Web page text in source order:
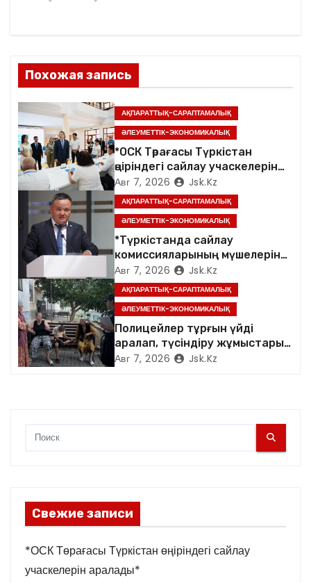
п
о
з
а
п
и
с
я
м
Похожая запись
АҚПАРАТТЫҚ-САРАПТАМАЛЫҚ
ӘЛЕУМЕТТІК-ЭКОНОМИКАЛЫҚ
*ОСК Төрағасы Түркістан
өңіріндегі сайлау учаскелерін
аралады*
Авг 7, 2026 Jsk.kz
АҚПАРАТТЫҚ-САРАПТАМАЛЫҚ
ӘЛЕУМЕТТІК-ЭКОНОМИКАЛЫҚ
*Түркістанда сайлау
комиссияларының мүшелеріне
арналған семинар өтті*
Авг 7, 2026 Jsk.kz
АҚПАРАТТЫҚ-САРАПТАМАЛЫҚ
ӘЛЕУМЕТТІК-ЭКОНОМИКАЛЫҚ
Полицейлер тұрғын үйді
аралап, түсіндіру жұмыстарын
жүргізді
Авг 7, 2026 Jsk.kz
Свежие записи
*ОСК Төрағасы Түркістан өңіріндегі сайлау
учаскелерін аралады*